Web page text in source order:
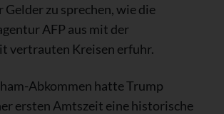
zu sprechen, wie die
AFP aus mit der
vertrauten Kreisen erfuhr.
Abkommen hatte Trump
ersten Amtszeit eine historische